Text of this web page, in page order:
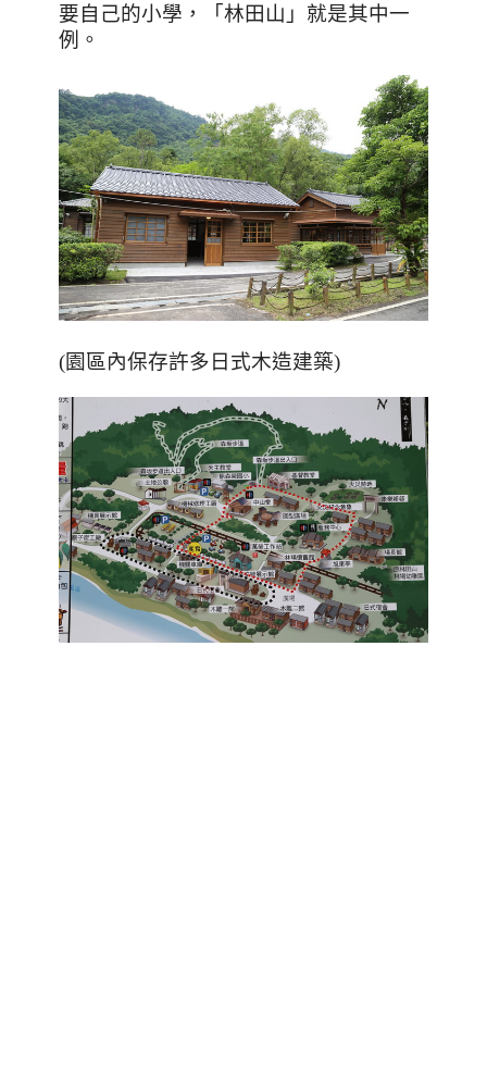
要自己的小學，「林田山」就是其中一
例。
(園區內保存許多日式木造建築)